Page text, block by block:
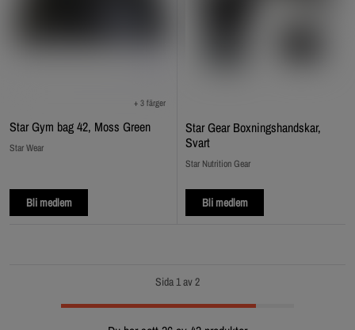
Star Gym bag 42, Moss Green
+ 3 färger
Star Wear
Bli medlem
Star Gear Boxningshandskar,
Svart
Star Nutrition Gear
Bli medlem
Sida 1 av 2